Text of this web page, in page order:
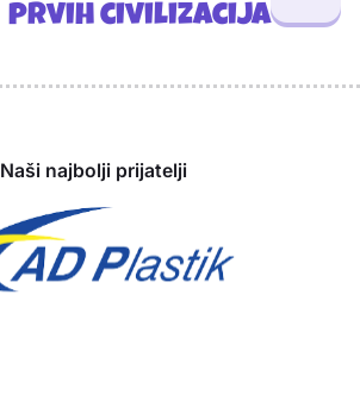
prvih civilizacija
Naši najbolji prijatelji